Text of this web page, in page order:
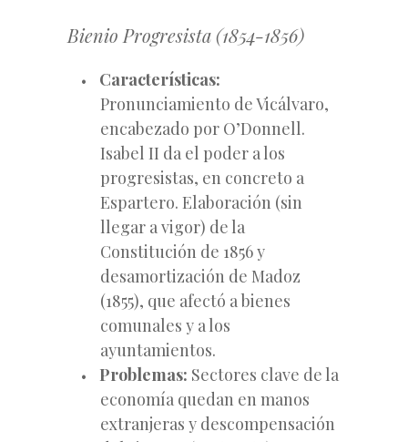
Bienio Progresista (1854-1856)
Características:
Pronunciamiento de Vicálvaro,
encabezado por O’Donnell.
Isabel II da el poder a los
progresistas, en concreto a
Espartero. Elaboración (sin
llegar a vigor) de la
Constitución de 1856 y
desamortización de Madoz
(1855), que afectó a bienes
comunales y a los
ayuntamientos.
Problemas: Sectores clave de la
economía quedan en manos
extranjeras y descompensación